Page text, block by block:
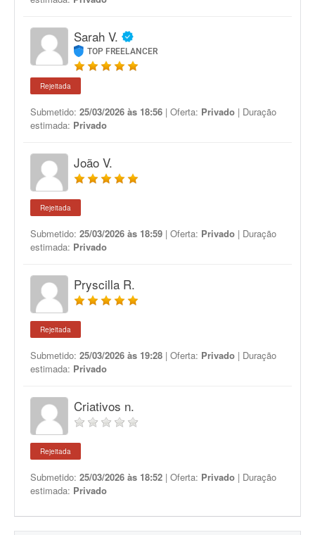
Sarah V.
TOP FREELANCER
Rejeitada
Submetido: 25/03/2026 às 18:56 | Oferta: Privado | Duração
estimada: Privado
João V.
Rejeitada
Submetido: 25/03/2026 às 18:59 | Oferta: Privado | Duração
estimada: Privado
Pryscilla R.
Rejeitada
Submetido: 25/03/2026 às 19:28 | Oferta: Privado | Duração
estimada: Privado
Criativos n.
Rejeitada
Submetido: 25/03/2026 às 18:52 | Oferta: Privado | Duração
estimada: Privado